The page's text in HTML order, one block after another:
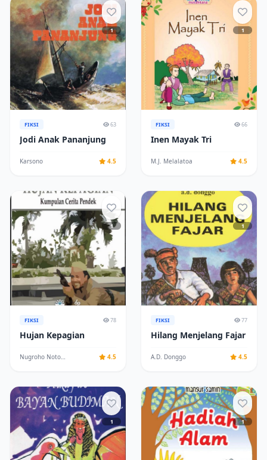
1
FIKSI 63
Jodi Anak Pananjung
Karsono 4.5
1
FIKSI 66
Inen Mayak Tri
M.J. Melalatoa 4.5
1
FIKSI 78
Hujan Kepagian
Nugroho Notosusanto 4.5
1
FIKSI 77
Hilang Menjelang Fajar
A.D. Donggo 4.5
1 1